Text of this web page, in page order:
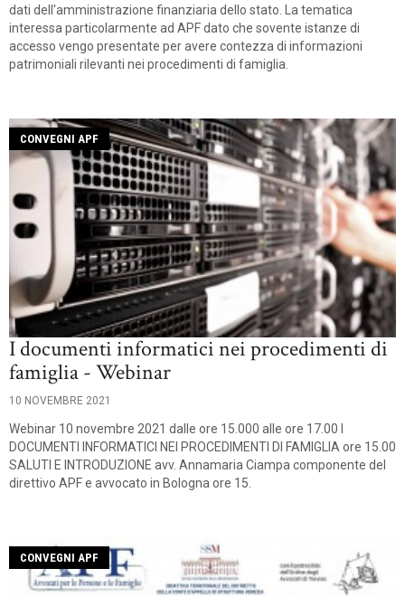
dati dell'amministrazione finanziaria dello stato. La tematica
interessa particolarmente ad APF dato che sovente istanze di
accesso vengo presentate per avere contezza di informazioni
patrimoniali rilevanti nei procedimenti di famiglia.
CONVEGNI APF
I documenti informatici nei procedimenti di
famiglia - Webinar
10 NOVEMBRE 2021
Webinar 10 novembre 2021 dalle ore 15.000 alle ore 17.00 I
DOCUMENTI INFORMATICI NEI PROCEDIMENTI DI FAMIGLIA ore 15.00
SALUTI E INTRODUZIONE avv. Annamaria Ciampa componente del
direttivo APF e avvocato in Bologna ore 15.
CONVEGNI APF